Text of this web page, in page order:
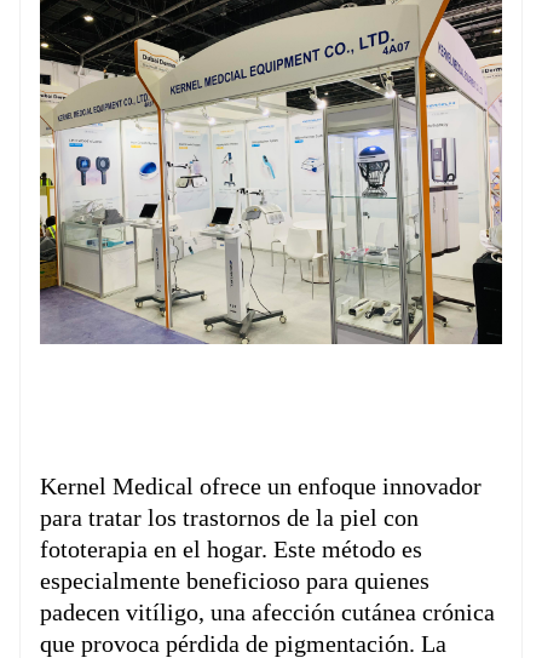
Kernel Medical ofrece un enfoque innovador
para tratar los trastornos de la piel con
fototerapia en el hogar. Este método es
especialmente beneficioso para quienes
padecen vitíligo, una afección cutánea crónica
que provoca pérdida de pigmentación. La